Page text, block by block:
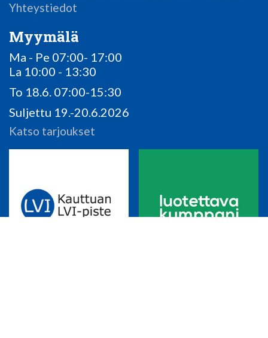
Yhteystiedot
Myymälä
Ma - Pe 07:00- 17:00
La 10:00 - 13:30
To 18.6. 07:00-15:30
Suljettu 19.-20.6.2026
Katso tarjoukset